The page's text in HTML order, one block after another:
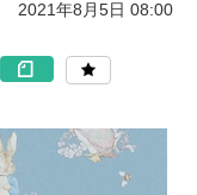
2021年8月5日 08:00